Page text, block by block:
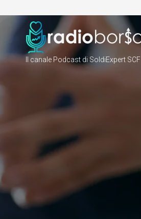
Il canale Podcast di SoldiExpert SCF